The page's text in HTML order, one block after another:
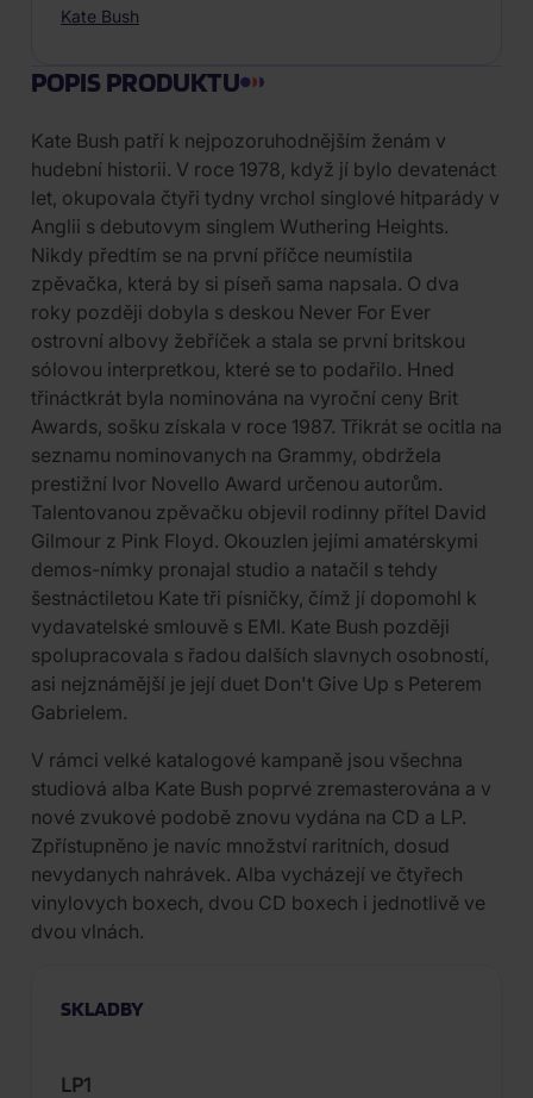
Kate Bush
POPIS PRODUKTU
Kate Bush patří k nejpozoruhodnějším ženám v
hudební historii. V roce 1978, když jí bylo devatenáct
let, okupovala čtyři tydny vrchol singlové hitparády v
Anglii s debutovym singlem Wuthering Heights.
Nikdy předtím se na první příčce neumístila
zpěvačka, která by si píseň sama napsala. O dva
roky později dobyla s deskou Never For Ever
ostrovní albovy žebříček a stala se první britskou
sólovou interpretkou, které se to podařilo. Hned
třináctkrát byla nominována na vyroční ceny Brit
Awards, sošku získala v roce 1987. Třikrát se ocitla na
seznamu nominovanych na Grammy, obdržela
prestižní Ivor Novello Award určenou autorům.
Talentovanou zpěvačku objevil rodinny přítel David
Gilmour z Pink Floyd. Okouzlen jejími amatérskymi
demos-nímky pronajal studio a natačil s tehdy
šestnáctiletou Kate tři písničky, čímž jí dopomohl k
vydavatelské smlouvě s EMI. Kate Bush později
spolupracovala s řadou dalších slavnych osobností,
asi nejznámější je její duet Don't Give Up s Peterem
Gabrielem.
V rámci velké katalogové kampaně jsou všechna
studiová alba Kate Bush poprvé zremasterována a v
nové zvukové podobě znovu vydána na CD a LP.
Zpřístupněno je navíc množství raritních, dosud
nevydanych nahrávek. Alba vycházejí ve čtyřech
vinylovych boxech, dvou CD boxech i jednotlivě ve
dvou vlnách.
SKLADBY
LP1